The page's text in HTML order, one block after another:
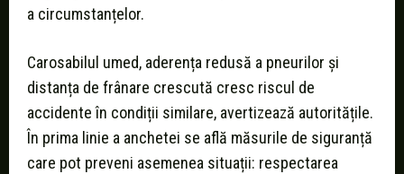
a circumstanțelor.
Carosabilul umed, aderența redusă a pneurilor și
distanța de frânare crescută cresc riscul de
accidente în condiții similare, avertizează autoritățile.
În prima linie a anchetei se află măsurile de siguranță
care pot preveni asemenea situații: respectarea